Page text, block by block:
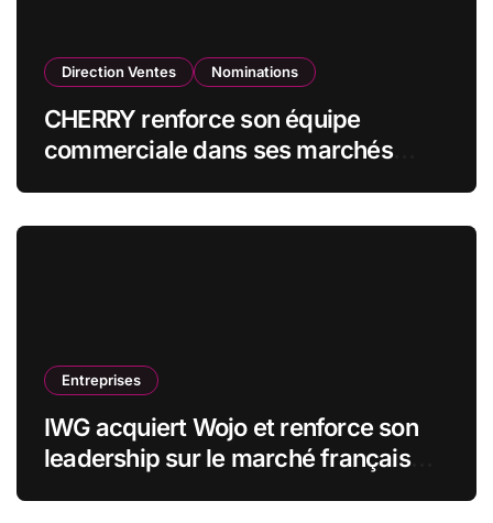
Direction Ventes Nominations
CHERRY renforce son équipe
commerciale dans ses marchés
Entreprises
IWG acquiert Wojo et renforce son
leadership sur le marché français